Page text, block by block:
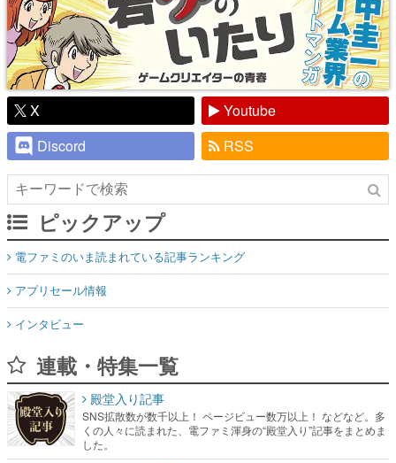
X
Youtube
Discord
RSS
ピックアップ
電ファミのいま読まれている記事ランキング
アプリセール情報
インタビュー
連載・特集一覧
殿堂入り記事
SNS拡散数が数千以上！ ページビュー数万以上！ などなど。多
くの人々に読まれた、電ファミ渾身の“殿堂入り”記事をまとめま
した。